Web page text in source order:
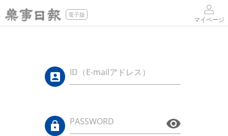
電子版
マイページ
ID（E-mailアドレス）
PASSWORD